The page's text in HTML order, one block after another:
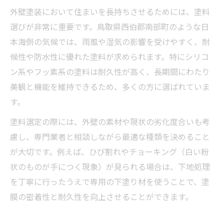
外壁塗装で重視したい塗料の耐用年数とは
外壁塗装の効果を最大化する下地処理とは
外壁塗装が必要なサインと適切なタイミン
グ
外壁塗装の長寿命化を実現する塗り替えサ
イクル
外壁塗装の費用を抑える補助金活用の方法
外壁塗装で使える補助金の申請タイミング
外壁塗装の補助金制度を賢く活用する手順
外壁塗装の費用最適化を実現する補助金情
報
外壁塗装において住まいを長持ちさせるためには、塗料
選びが非常に重要です。鳥取県西伯郡南部町のような日
本海側の気候では、雨風や湿気の影響を受けやすく、耐
候性や防水性に優れた塗料が求められます。特にシリコ
ン系やフッ素系の塗料は耐久性が高く、長期間にわたり
美観と機能を維持できるため、多くの方に選ばれていま
す。
塗料選定の際には、外壁の素材や現状の劣化度合いも考
慮し、専門業者と相談しながら最適な種類を決めること
が大切です。例えば、ひび割れやチョーキング（白い粉
状のものが手につく現象）が見られる場合は、下地処理
を丁寧に行ったうえで専用の下塗り材を使うことで、塗
膜の密着性と耐久性を向上させることができます。